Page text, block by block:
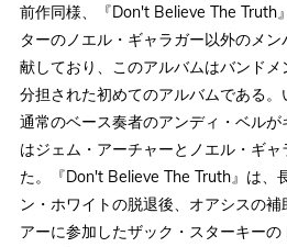
前作同様、『Don't Believe The Truth
ターのノエル・ギャラガー以外のメ
献しており、このアルバムはバンド
分担された初めてのアルバムである。
通常のベース奏者のアンディ・ベル
はジェム・アーチャーとノエル・ギ
た。『Don't Believe The Truth』は、
ン・ホワイトの脱退後、オアシスの
アーに参加したザック・スターキー